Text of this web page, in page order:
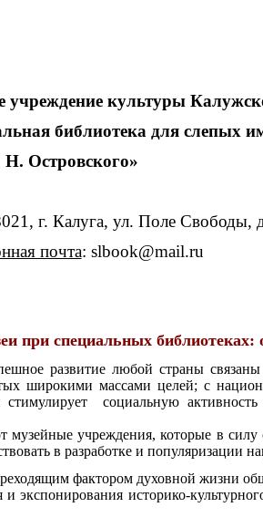
учреждение культуры
библиотека для слепых
Н. Островского»
г. Калуга, ул. Поле Свободы,
почта: slbook@mail.ru
при специальных библиотеках:
развитие любой страны
широкими массами целей; с
стимулирует социальную
музейные учреждения, которые в
в разработке и популяризации
фактором духовной жизни
экспонирования историко-